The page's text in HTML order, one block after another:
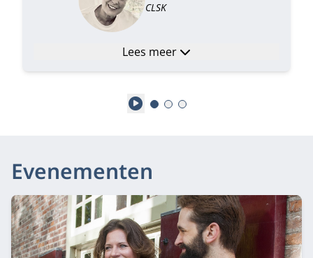
CLSK
Lees meer
Play
Evenementen